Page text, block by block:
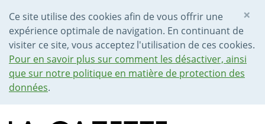
Ce site utilise des cookies afin de vous offrir une
expérience optimale de navigation. En continuant de
visiter ce site, vous acceptez l'utilisation de ces cookies.
Pour en savoir plus sur comment les désactiver, ainsi
que sur notre politique en matière de protection des
données.
×